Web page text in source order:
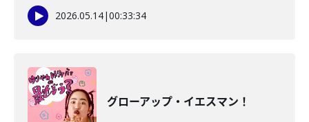
2026.05.14|00:33:34
グローアップ・イエスマン！